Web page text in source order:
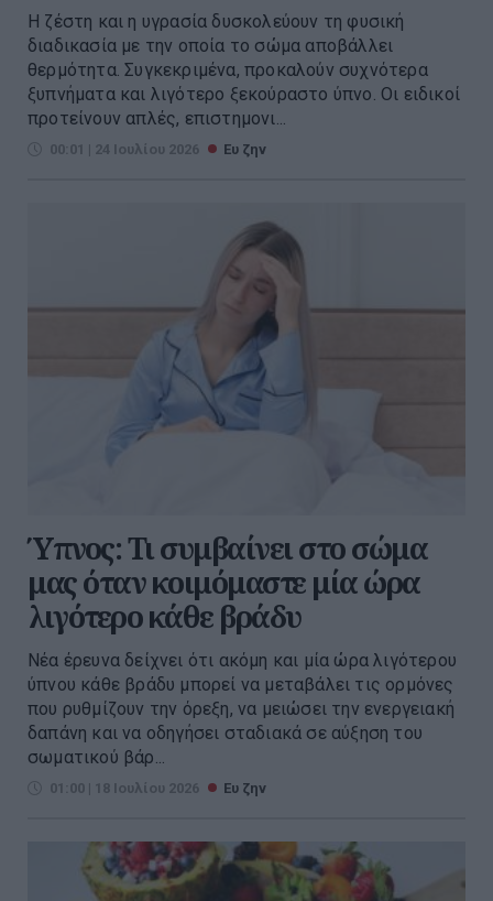
Η ζέστη και η υγρασία δυσκολεύουν τη φυσική
διαδικασία με την οποία το σώμα αποβάλλει
θερμότητα. Συγκεκριμένα, προκαλούν συχνότερα
ξυπνήματα και λιγότερο ξεκούραστο ύπνο. Οι ειδικοί
προτείνουν απλές, επιστημονι...
00:01 | 24 Ιουλίου 2026 Ευ ζην
Ύπνος: Τι συμβαίνει στο σώμα
μας όταν κοιμόμαστε μία ώρα
λιγότερο κάθε βράδυ
Νέα έρευνα δείχνει ότι ακόμη και μία ώρα λιγότερου
ύπνου κάθε βράδυ μπορεί να μεταβάλει τις ορμόνες
που ρυθμίζουν την όρεξη, να μειώσει την ενεργειακή
δαπάνη και να οδηγήσει σταδιακά σε αύξηση του
σωματικού βάρ...
01:00 | 18 Ιουλίου 2026 Ευ ζην